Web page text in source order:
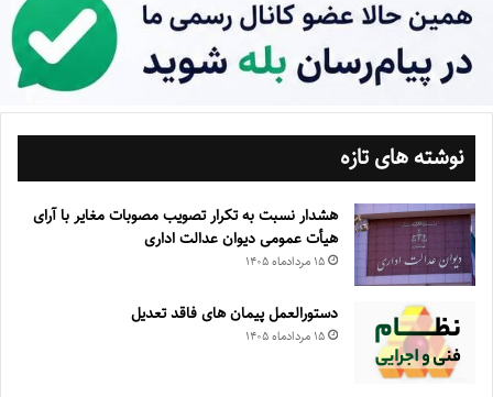
نوشته های تازه
هشدار نسبت به تکرار تصویب مصوبات مغایر با آرای
هیأت عمومی دیوان عدالت اداری
۱۵ مرداد‌ماه ۱۴۰۵
دستورالعمل پیمان های فاقد تعدیل
۱۵ مرداد‌ماه ۱۴۰۵